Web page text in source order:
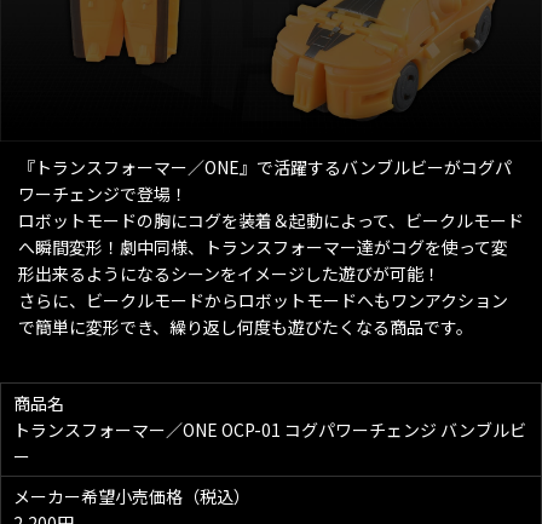
『トランスフォーマー／ONE』で活躍するバンブルビーがコグパ
ワーチェンジで登場！
ロボットモードの胸にコグを装着＆起動によって、ビークルモード
へ瞬間変形！劇中同様、トランスフォーマー達がコグを使って変
形出来るようになるシーンをイメージした遊びが可能！
さらに、ビークルモードからロボットモードへもワンアクション
で簡単に変形でき、繰り返し何度も遊びたくなる商品です。
商品名
トランスフォーマー／ONE OCP-01 コグパワーチェンジ バンブルビ
ー
メーカー希望小売価格（税込）